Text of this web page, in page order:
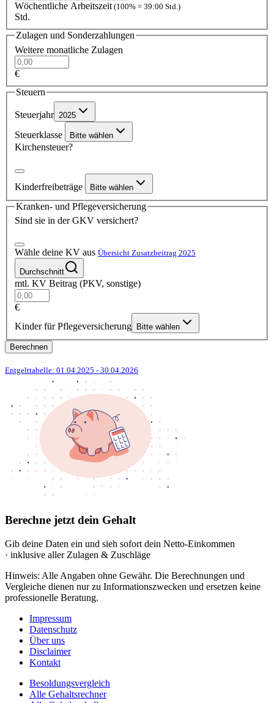
Wöchentliche Arbeitszeit(100% = 39:00 Std.)
Std.
Zulagen und Sonderzahlungen
Weitere monatliche Zulagen
€
Steuern
Steuerjahr 2025
Steuerklasse Bitte wählen
Kirchensteuer?
Kinderfreibeträge Bitte wählen
Kranken- und Pflegeversicherung
Sind sie in der GKV versichert?
Wähle deine KV aus Übersicht Zusatzbeitrag 2025
Durchschnitt
mtl. KV Beitrag (PKV, sonstige)
€
Kinder für Pflegeversicherung
Bitte wählen
Berechnen
Entgelttabelle: 01.04.2025 - 30.04.2026
Berechne jetzt dein Gehalt
Gib deine Daten ein und sieh sofort dein Netto-Einkommen
· inklusive aller Zulagen & Zuschläge
Hinweis: Alle Angaben ohne Gewähr. Die Berechnungen und
Vergleiche dienen nur zu Informationszwecken und ersetzen keine
professionelle Beratung.
Impressum
Datenschutz
Über uns
Disclaimer
Kontakt
Besoldungsvergleich
Alle Gehaltsrechner